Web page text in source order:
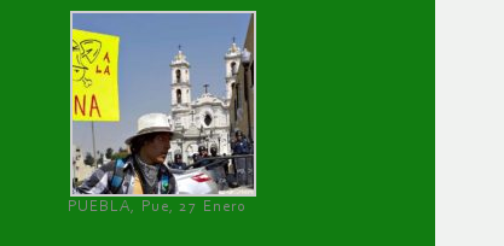
PUEBLA, Pue, 27 Enero